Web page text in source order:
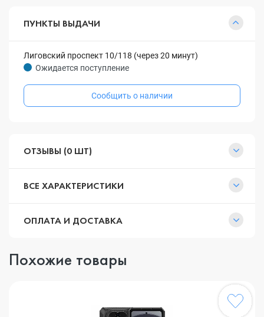
ПУНКТЫ ВЫДАЧИ
Лиговский проспект 10/118 (через 20 минут)
Ожидается поступление
Сообщить о наличии
ОТЗЫВЫ (0 ШТ)
ВСЕ ХАРАКТЕРИСТИКИ
ОПЛАТА И ДОСТАВКА
Похожие товары